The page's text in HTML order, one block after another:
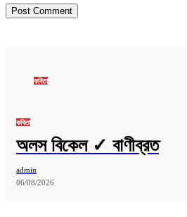
কবিতা
কবিতা
অলস বিকেল ✓ বাণীব্রত
admin
06/08/2026